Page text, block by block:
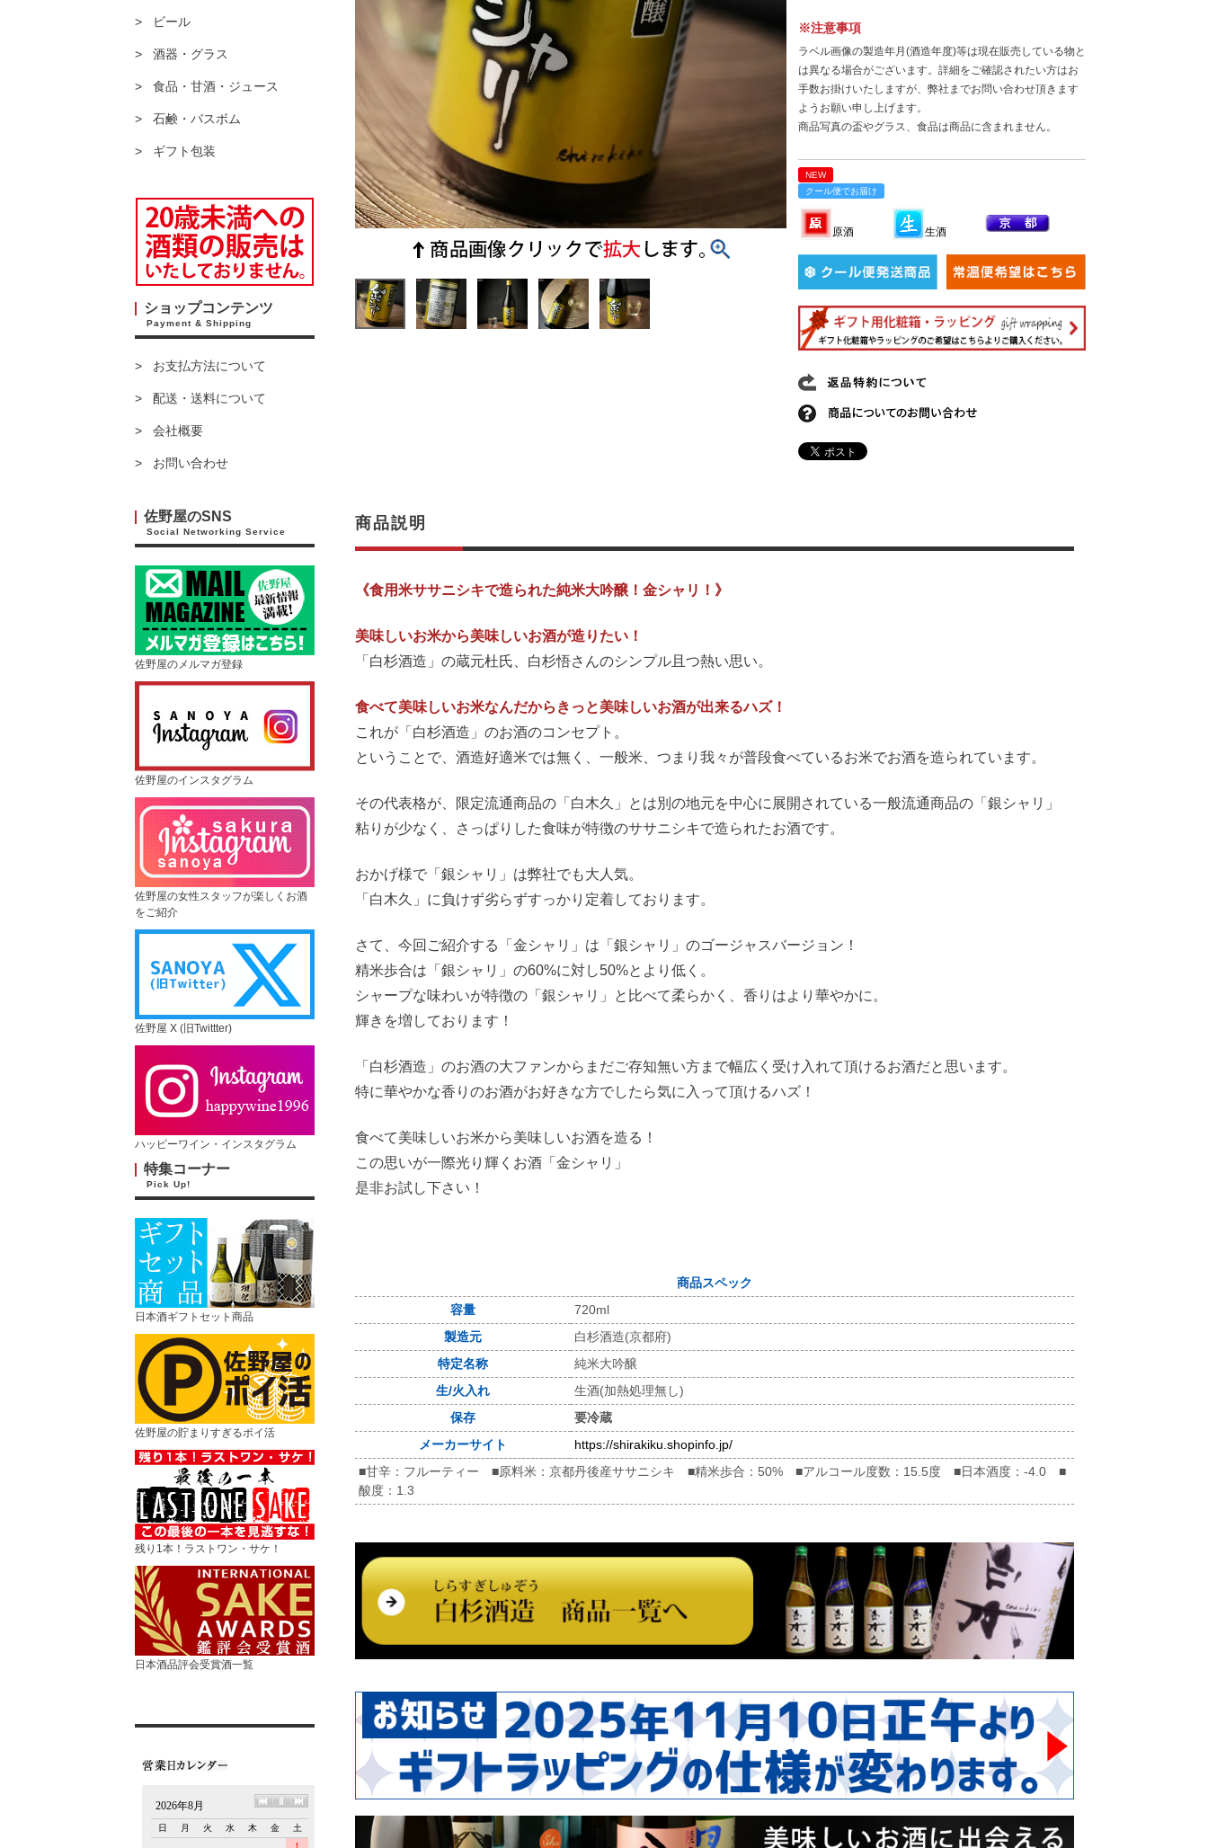
ビール
酒器・グラス
食品・甘酒・ジュース
石鹸・バスボム
ギフト包装
ショップコンテンツ
Payment & Shipping
お支払方法について
配送・送料について
会社概要
お問い合わせ
佐野屋のSNS
Social Networking Service
佐野屋のメルマガ登録
佐野屋のインスタグラム
佐野屋の女性スタッフが楽しくお酒
をご紹介
佐野屋 X (旧Twittter)
ハッピーワイン・インスタグラム
特集コーナー
Pick Up!
日本酒ギフトセット商品
佐野屋の貯まりすぎるポイ活
残り1本！ラストワン・サケ！
日本酒品評会受賞酒一覧
※注意事項
ラベル画像の製造年月(酒造年度)等は現在販売している物と
は異なる場合がございます。詳細をご確認されたい方はお
手数お掛けいたしますが、弊社までお問い合わせ頂きます
ようお願い申し上げます。
商品写真の盃やグラス、食品は商品に含まれません。
NEW
クール便でお届け
原酒 生酒
商品説明
《食用米ササニシキで造られた純米大吟醸！金シャリ！》
美味しいお米から美味しいお酒が造りたい！
「白杉酒造」の蔵元杜氏、白杉悟さんのシンプル且つ熱い思い。
食べて美味しいお米なんだからきっと美味しいお酒が出来るハズ！
これが「白杉酒造」のお酒のコンセプト。
ということで、酒造好適米では無く、一般米、つまり我々が普段食べているお米でお酒を造られています。
その代表格が、限定流通商品の「白木久」とは別の地元を中心に展開されている一般流通商品の「銀シャリ」
粘りが少なく、さっぱりした食味が特徴のササニシキで造られたお酒です。
おかげ様で「銀シャリ」は弊社でも大人気。
「白木久」に負けず劣らずすっかり定着しております。
さて、今回ご紹介する「金シャリ」は「銀シャリ」のゴージャスバージョン！
精米歩合は「銀シャリ」の60%に対し50%とより低く。
シャープな味わいが特徴の「銀シャリ」と比べて柔らかく、香りはより華やかに。
輝きを増しております！
「白杉酒造」のお酒の大ファンからまだご存知無い方まで幅広く受け入れて頂けるお酒だと思います。
特に華やかな香りのお酒がお好きな方でしたら気に入って頂けるハズ！
食べて美味しいお米から美味しいお酒を造る！
この思いが一際光り輝くお酒「金シャリ」
是非お試し下さい！
商品スペック
容量
720ml
製造元
白杉酒造(京都府)
特定名称
純米大吟醸
生/火入れ
生酒(加熱処理無し)
保存
要冷蔵
メーカーサイト
https://shirakiku.shopinfo.jp/
■甘辛：フルーティー ■原料米：京都丹後産ササニシキ ■精米歩合：50% ■アルコール度数：15.5度 ■日本酒度：-4.0 ■
酸度：1.3